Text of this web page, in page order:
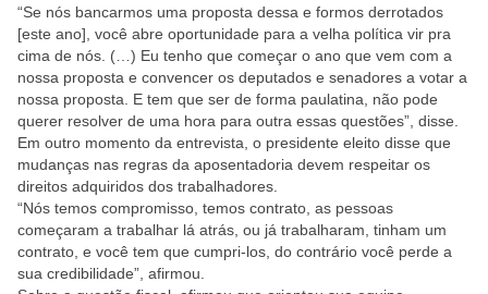
“Se nós bancarmos uma proposta dessa e formos derrotados
[este ano], você abre oportunidade para a velha política vir pra
cima de nós. (…) Eu tenho que começar o ano que vem com a
nossa proposta e convencer os deputados e senadores a votar a
nossa proposta. E tem que ser de forma paulatina, não pode
querer resolver de uma hora para outra essas questões”, disse.
Em outro momento da entrevista, o presidente eleito disse que
mudanças nas regras da aposentadoria devem respeitar os
direitos adquiridos dos trabalhadores.
“Nós temos compromisso, temos contrato, as pessoas
começaram a trabalhar lá atrás, ou já trabalharam, tinham um
contrato, e você tem que cumpri-los, do contrário você perde a
sua credibilidade”, afirmou.